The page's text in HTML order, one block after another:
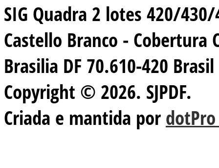
SIG Quadra 2 lotes 420/
Castello Branco - Cobertura
Brasilia DF 70.610-420 Brasil
Copyright © 2026. SJPDF.
Criada e mantida por